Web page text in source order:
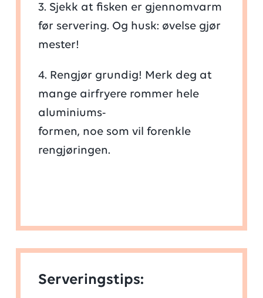
3. Sjekk at fisken er gjennomvarm
før servering. Og husk: øvelse gjør
mester!
4. Rengjør grundig! Merk deg at
mange airfryere rommer hele
aluminiums-
formen, noe som vil forenkle
rengjøringen.
Serveringstips: